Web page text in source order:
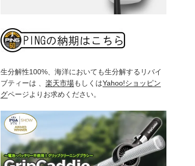
生分解性100%、海洋においても生分解するリバイ
ブティーは 、 楽天市場もしくはYahoo!ショッピン
グページよりお求めください。